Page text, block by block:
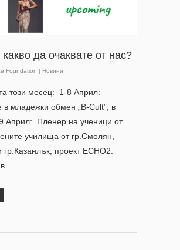
да очаквате от нас?
Foundation | Новини
този месец: 1-8 Април:
в младежки обмен „B-Cult”, в
Април: Пленер на ученици от
училища от гр.Смолян,
гр.Казанлък, проект ECHO2: